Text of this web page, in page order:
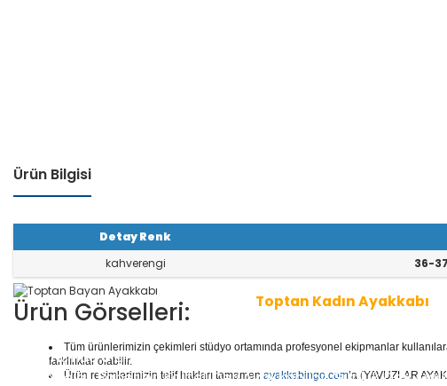
Ürün Bilgisi
Detay Renk
kahverengi
36-
Toptan Kadın Ayakkabı
1 seri içinde8çift ayakkabı bulunur. Toptan Kadın/Bayan
r, Abiyeler, Babetler, Kaliteli Deri Ayakkabılar, Günlük Deri
Ürün Görselleri:
Tüm ürünlerimizin çekimleri stüdyo ortamında profesyonel ekipmanlar
farklılıklar olabilir.
Ürün resimlerimizin telif hakları tamamen ayakkabingo.com’a (YAVUZLAR